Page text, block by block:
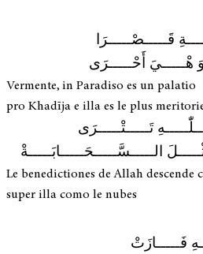
قَـــــصْـــــرَا
وَ هْـــــيَ أَحْـــــرَى
Vermente, in Paradiso es un palatio
pro Khadīja e illa es le plus
تَـــــتْـــــرَى
الـــــسَّـــــحَـــــابَـــــةْ
Le benedictiones de Allah descende
super illa como le nubes
فَـــــازَتْ